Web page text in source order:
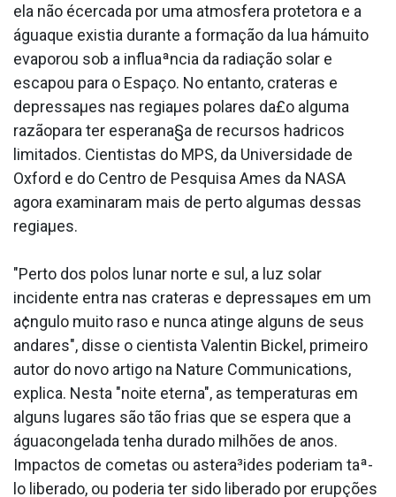
ela não écercada por uma atmosfera protetora e a
águaque existia durante a formação da lua hámuito
evaporou sob a influaªncia da radiação solar e
escapou para o Espaço. No entanto, crateras e
depressaµes nas regiaµes polares da£o alguma
razãopara ter esperana§a de recursos ha­dricos
limitados. Cientistas do MPS, da Universidade de
Oxford e do Centro de Pesquisa Ames da NASA
agora examinaram mais de perto algumas dessas
regiaµes.
"Perto dos polos lunar norte e sul, a luz solar
incidente entra nas crateras e depressaµes em um
a¢ngulo muito raso e nunca atinge alguns de seus
andares", disse o cientista Valentin Bickel, primeiro
autor do novo artigo na Nature Communications,
explica. Nesta "noite eterna", as temperaturas em
alguns lugares são tão frias que se espera que a
águacongelada tenha durado milhões de anos.
Impactos de cometas ou astera³ides poderiam taª-
lo liberado, ou poderia ter sido liberado por erupções